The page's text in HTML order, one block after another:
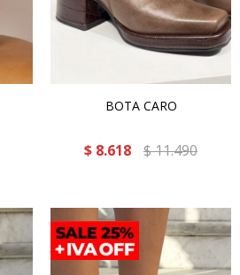
BOTA CARO
$ 8.618 $11.490